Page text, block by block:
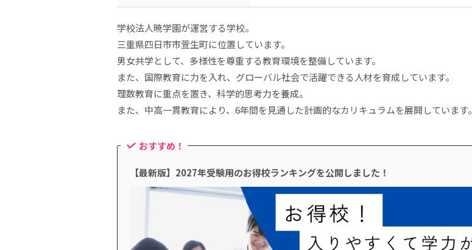
学校法人暁学園が運営する学校。
三重県四日市市萱生町に位置しています。
男女共学として、多様性を尊重する教育環境を整備しています。
また、国際教育に力を入れ、グローバル社会で活躍できる人材を育成しています。
理数教育に重点を置き、科学的思考力を養成。
また、中高一貫教育により、6年間を見通した計画的なカリキュラムを展開しています。
おすすめ！
【最新版】2027年受験用のお得校ランキングを公開しました！